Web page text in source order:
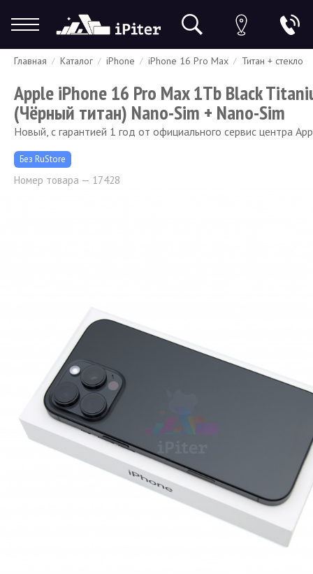
Гарантия Доставка и оплата Спецпредложения Скидки
Главная Каталог iPhone iPhone 16 Pro Max Титан + стекло
Apple iPhone 16 Pro Max 1Tb Black
(Чёрный титан) Nano-Sim + Nano-Sim
Новый, с гарантией 1 год от официального сервис центра
Без RuStore
Номер товара — 17428